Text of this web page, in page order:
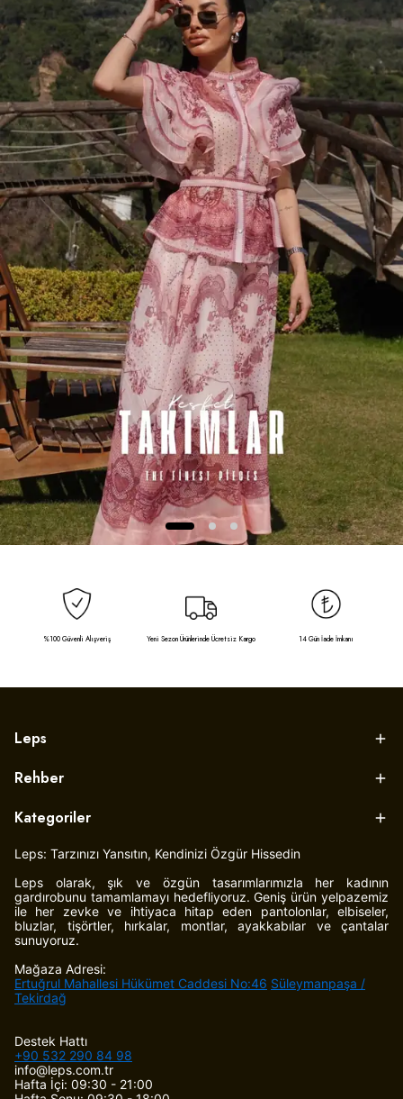
%100 Güvenli Alışveriş Yeni Sezon Ürünlerinde Ücretsiz Kargo 14 Gün İade İmkanı
Leps
Rehber
Kategoriler
Leps: Tarzınızı Yansıtın, Kendinizi Özgür Hissedin
Leps olarak, şık ve özgün tasarımlarımızla her kadının
gardırobunu tamamlamayı hedefliyoruz. Geniş ürün yelpazemiz
ile her zevke ve ihtiyaca hitap eden pantolonlar, elbiseler,
bluzlar, tişörtler, hırkalar, montlar, ayakkabılar ve çantalar
sunuyoruz.
Mağaza Adresi:
Ertuğrul Mahallesi Hükümet Caddesi No:46 Süleymanpaşa /
Tekirdağ
Destek Hattı
+90 532 290 84 98
info@leps.com.tr
Hafta İçi: 09:30 - 21:00